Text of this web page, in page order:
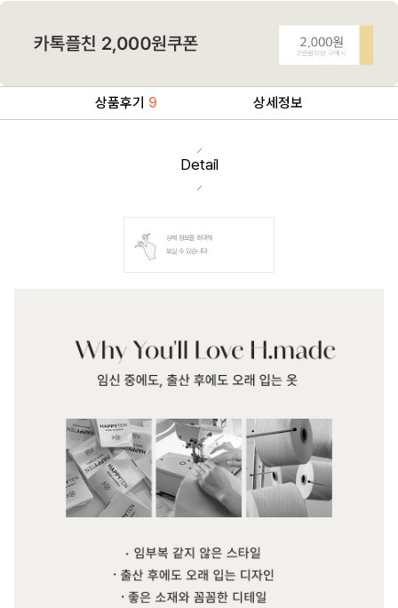
상품후기 9 상세정보
Detail
상세 정보를 확대해
보실 수 있습니다.